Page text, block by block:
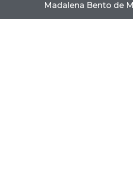
Madalena Bento de